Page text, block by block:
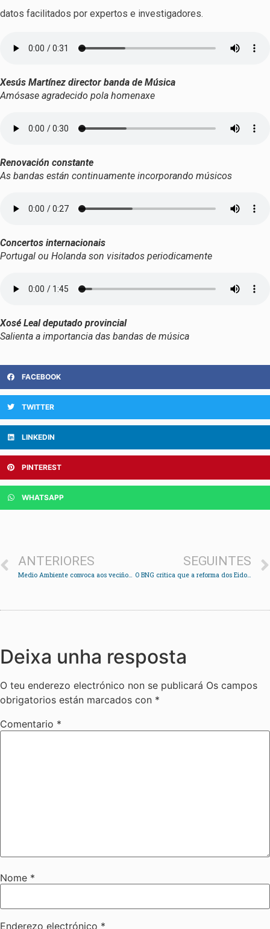
datos facilitados por expertos e investigadores.
Xesús Martínez director banda de Música
Amósase agradecido pola homenaxe
Renovación constante
As bandas están continuamente incorporando músicos
Concertos internacionais
Portugal ou Holanda son visitados periodicamente
Xosé Leal deputado provincial
Salienta a importancia das bandas de música
FACEBOOK
TWITTER
LINKEDIN
PINTEREST
WHATSAPP
ANTERIORES
Medio Ambiente convoca aos veciños a participar nunha xornada de limpeza no río Alvedosa
SEGUINTES
O BNG critica que a reforma dos Eidos non garanta a seguridade viaria
Deixa unha resposta
O teu enderezo electrónico non se publicará Os campos
obrigatorios están marcados con *
Comentario *
Nome *
Enderezo electrónico *